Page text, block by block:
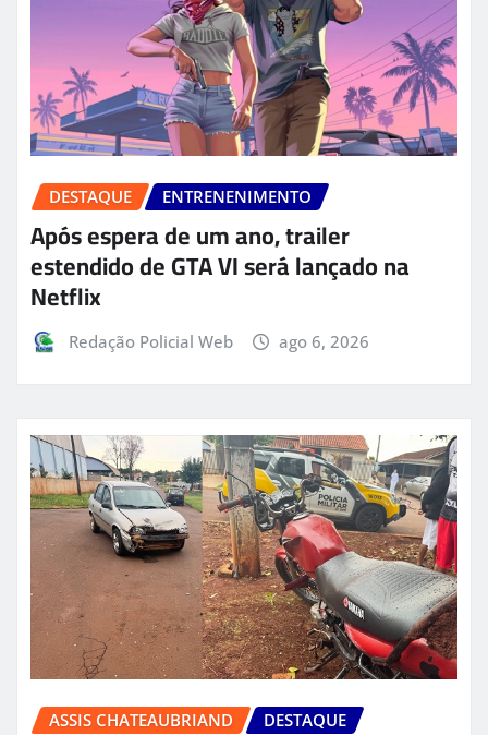
DESTAQUE ENTRENENIMENTO
Após espera de um ano, trailer
estendido de GTA VI será lançado na
Netflix
Redação Policial Web ago 6, 2026
ASSIS CHATEAUBRIAND DESTAQUE